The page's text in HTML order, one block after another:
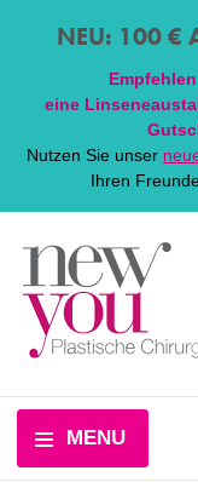
NEU: 100 €
eine Linsen
Nutzen Sie unser
Ihren
MENU